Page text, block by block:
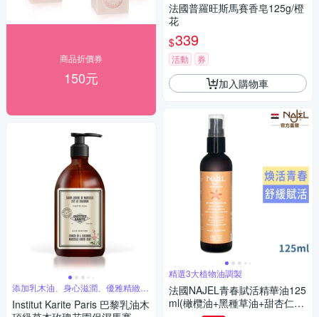
商品折價券
150元
添加乳木油、身心滋潤、優雅精緻的
玫瑰氣息
Institut Karite Paris 巴黎乳油木
法國普羅旺斯馬賽香皂125g/橙
花
$339
活動 券
加入購物車
精選3大植物油調製
法國NAJEL青春賦活精華油125
ml(橄欖油+黑種草油+甜杏仁